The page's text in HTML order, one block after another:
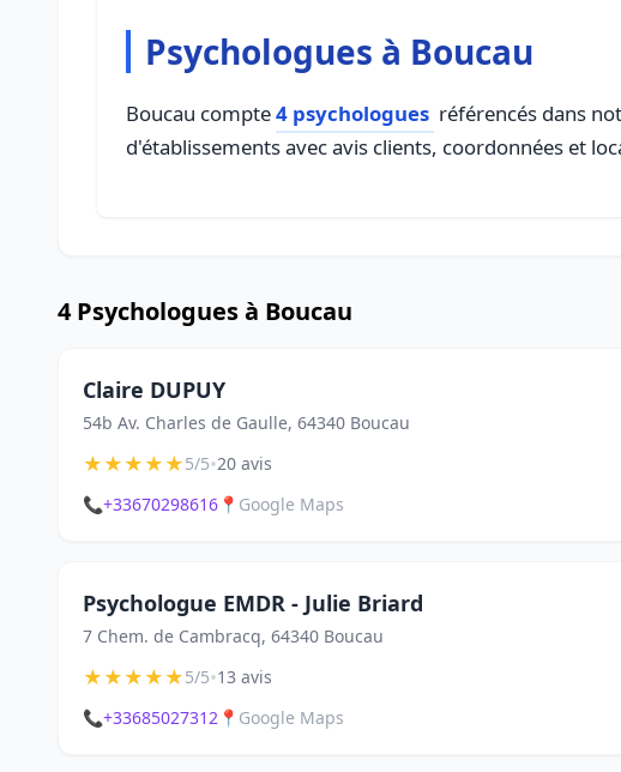
Psychologues à Boucau
Boucau compte4 psychologues référencés dans
d'établissements avec avis clients, coordonnées et
4 Psychologues à Boucau
Claire DUPUY
54b Av. Charles de Gaulle, 64340 Boucau
★★★★★5/5•20 avis
📞+33670298616 📍 Google Maps
Psychologue EMDR - Julie Briard
7 Chem. de Cambracq, 64340 Boucau
★★★★★5/5•13 avis
📞+33685027312 📍 Google Maps